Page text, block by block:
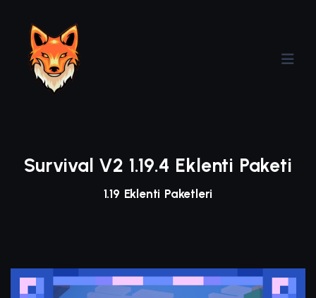
Survival V2 1.19.4 Eklenti Paketi
1.19 Eklenti Paketleri